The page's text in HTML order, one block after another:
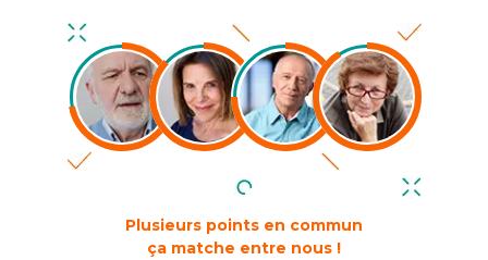
Plusieurs points en commun
ça matche entre nous !